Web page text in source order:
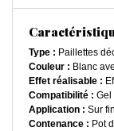
Type : Paillettes
Couleur : Blanc
Effet réalisable :
Compatibilité : Gel
Application : Sur
Contenance : Pot